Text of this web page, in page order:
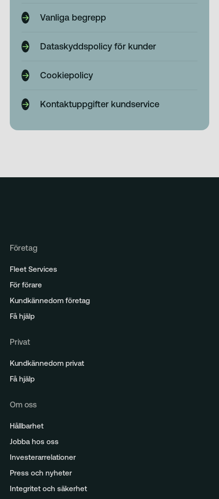
Vanliga begrepp
Dataskyddspolicy för kunder
Cookiepolicy
Kontaktuppgifter kundservice
Företag
Fleet Services
För förare
Kundkännedom företag
Få hjälp
Privat
Kundkännedom privat
Få hjälp
Om oss
Hållbarhet
Jobba hos oss
Investerarrelationer
Press och nyheter
Integritet och säkerhet